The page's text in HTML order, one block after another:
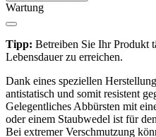
Wartung
Tipp: Betreiben Sie Ihr Produkt
Lebensdauer zu erreichen.
Dank eines speziellen
antistatisch und somit resistent
Gelegentliches Abbürsten mit
oder einem Staubwedel ist für
Bei extremer Verschmutzung